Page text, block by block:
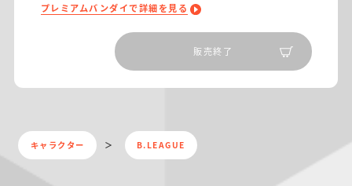
プレミアムバンダイで詳細を見る
販売終了
キャラクター B.LEAGUE